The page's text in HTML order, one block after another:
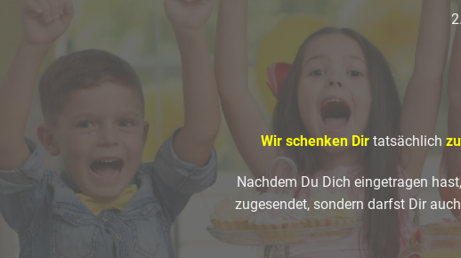
Wir schenken Dirtatsächlich
Nachdem Du Dich eingetragen
zugesendet, sondern darfst Dir